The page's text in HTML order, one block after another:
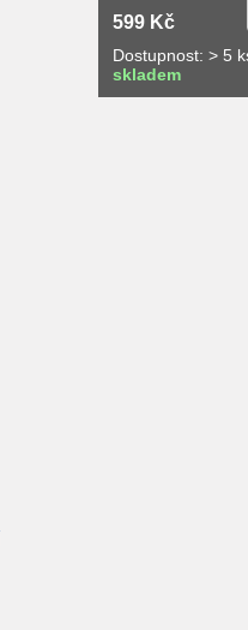
599 Kč
Dostupnost: > 5
skladem